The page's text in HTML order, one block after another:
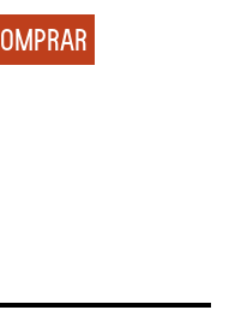
COMPRAR